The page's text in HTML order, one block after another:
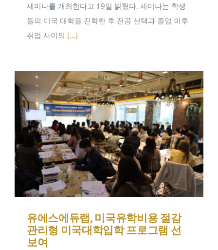
세미나를 개최한다고 19일 밝혔다. 세미나는 학생
들의 미국 대학을 진학한 후 전공 선택과 졸업 이후
취업 사이의 [...]
유에스에듀랩, 미국유학비용 절감
관리형 미국대학입학 프로그램 선
보여